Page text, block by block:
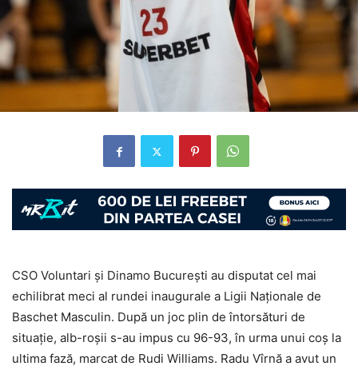
CSO Voluntari și Dinamo București au disputat cel mai
echilibrat meci al rundei inaugurale a Ligii Naționale de
Baschet Masculin. După un joc plin de întorsături de
situație, alb-roșii s-au impus cu 96-93, în urma unui coș la
ultima fază, marcat de Rudi Williams. Radu Vîrnă a avut un